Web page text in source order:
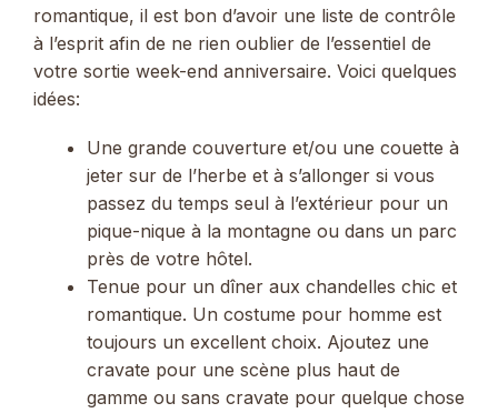
romantique, il est bon d’avoir une liste de contrôle
à l’esprit afin de ne rien oublier de l’essentiel de
votre sortie week-end anniversaire. Voici quelques
idées:
Une grande couverture et/ou une couette à
jeter sur de l’herbe et à s’allonger si vous
passez du temps seul à l’extérieur pour un
pique-nique à la montagne ou dans un parc
près de votre hôtel.
Tenue pour un dîner aux chandelles chic et
romantique. Un costume pour homme est
toujours un excellent choix. Ajoutez une
cravate pour une scène plus haut de
gamme ou sans cravate pour quelque chose